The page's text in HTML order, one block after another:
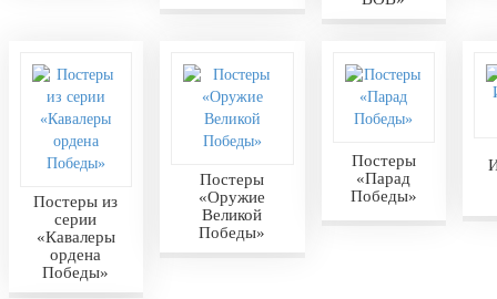
Постеры из
серии
«Кавалеры
ордена
Победы»
Постеры
«Оружие
Великой
Победы»
Постеры
«Парад
Победы»